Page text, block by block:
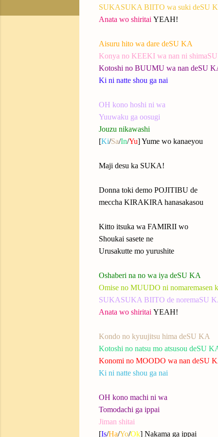
SUKASUKA BIITO wa suki deSU
Anata wo shiritai YEAH!
Aisuru hito wa dare deSU KA
Konya no KEEKI wa nan ni
Kotoshi no BUUMU wa nan deSU
Ki ni natte shou ga nai
OH kono hoshi ni wa
Yuuwaku ga oosugi
Jouzu nikawashi
[Ki/Sa/In/Yu] Yume wo kanaeyou
Maji desu ka SUKA!
Donna toki demo POJITIBU de
meccha KIRAKIRA hanasakasou
Kitto itsuka wa FAMIRII wo
Shoukai sasete ne
Urusakutte mo yurushite
Oshaberi na no wa iya deSU KA
Omise no MUUDO ni nomaremasen
SUKASUKA BIITO de noremaSU
Anata wo shiritai YEAH!
Kondo no kyuujitsu hima deSU KA
Kotoshi no natsu mo atsusou deSU
Konomi no MOODO wa nan deSU
Ki ni natte shou ga nai
OH kono machi ni wa
Tomodachi ga ippai
Jiman shitai
[Is/Ha/Yo/Ok] Nakama ga ippai